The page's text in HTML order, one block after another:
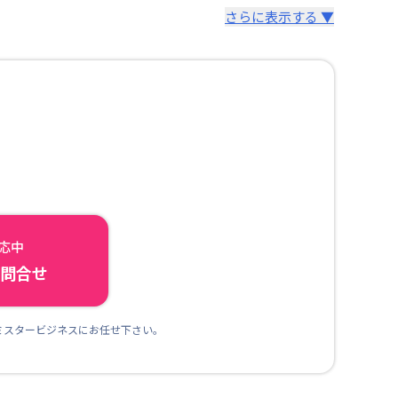
さらに表示する ▼
中
合せ
タービジネスにお任せ下さい。